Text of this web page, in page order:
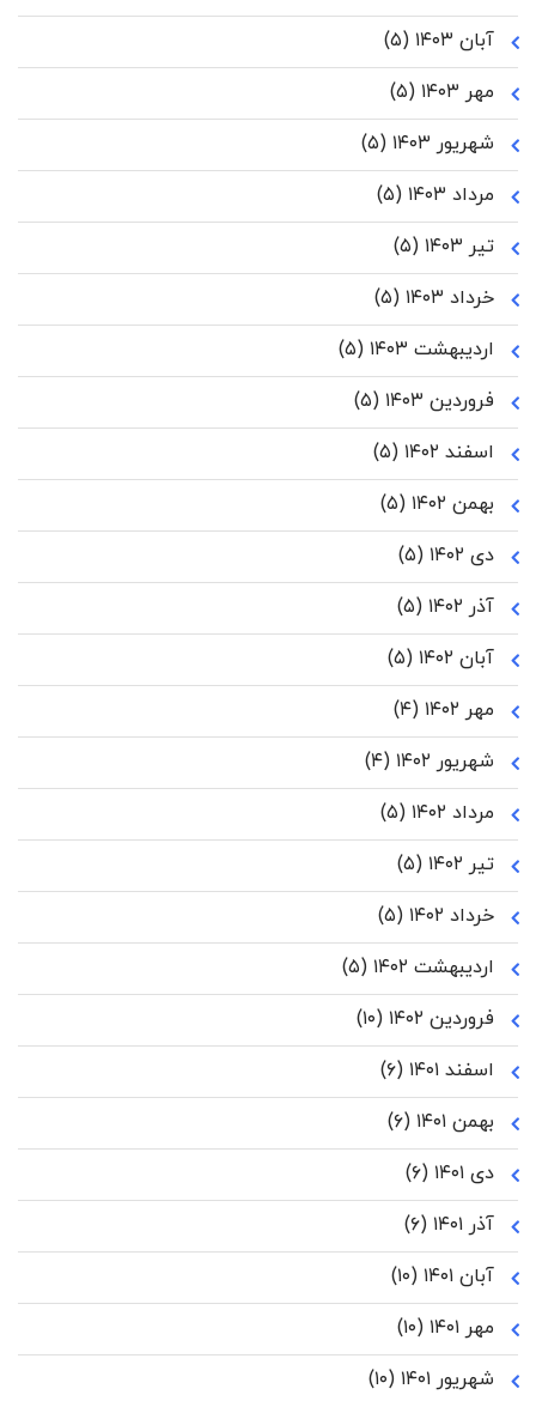
آبان ۱۴۰۳
(۵)
مهر ۱۴۰۳
(۵)
شهریور ۱۴۰۳
(۵)
مرداد ۱۴۰۳
(۵)
تیر ۱۴۰۳
(۵)
خرداد ۱۴۰۳
(۵)
اردیبهشت ۱۴۰۳
(۵)
فروردین ۱۴۰۳
(۵)
اسفند ۱۴۰۲
(۵)
بهمن ۱۴۰۲
(۵)
دی ۱۴۰۲
(۵)
آذر ۱۴۰۲
(۵)
آبان ۱۴۰۲
(۵)
مهر ۱۴۰۲
(۴)
شهریور ۱۴۰۲
(۴)
مرداد ۱۴۰۲
(۵)
تیر ۱۴۰۲
(۵)
خرداد ۱۴۰۲
(۵)
اردیبهشت ۱۴۰۲
(۵)
فروردین ۱۴۰۲
(۱۰)
اسفند ۱۴۰۱
(۶)
بهمن ۱۴۰۱
(۶)
دی ۱۴۰۱
(۶)
آذر ۱۴۰۱
(۶)
آبان ۱۴۰۱
(۱۰)
مهر ۱۴۰۱
(۱۰)
شهریور ۱۴۰۱
(۱۰)